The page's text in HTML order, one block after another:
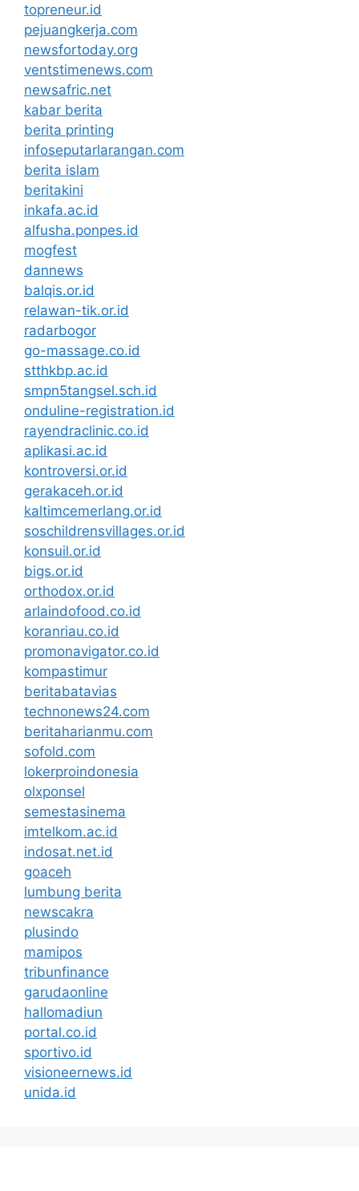
topreneur.id
pejuangkerja.com
newsfortoday.org
ventstimenews.com
newsafric.net
kabar berita
berita printing
infoseputarlarangan.com
berita islam
beritakini
inkafa.ac.id
alfusha.ponpes.id
mogfest
dannews
balqis.or.id
relawan-tik.or.id
radarbogor
go-massage.co.id
stthkbp.ac.id
smpn5tangsel.sch.id
onduline-registration.id
rayendraclinic.co.id
aplikasi.ac.id
kontroversi.or.id
gerakaceh.or.id
kaltimcemerlang.or.id
soschildrensvillages.or.id
konsuil.or.id
bigs.or.id
orthodox.or.id
arlaindofood.co.id
koranriau.co.id
promonavigator.co.id
kompastimur
beritabatavias
technonews24.com
beritaharianmu.com
sofold.com
lokerproindonesia
olxponsel
semestasinema
imtelkom.ac.id
indosat.net.id
goaceh
lumbung berita
newscakra
plusindo
mamipos
tribunfinance
garudaonline
hallomadiun
portal.co.id
sportivo.id
visioneernews.id
unida.id